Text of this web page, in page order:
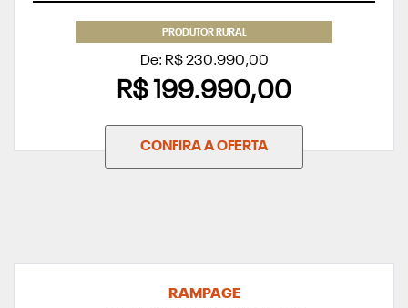
PRODUTOR RURAL
De: R$ 230.990,00
R$ 199.990,00
CONFIRA A OFERTA
RAMPAGE